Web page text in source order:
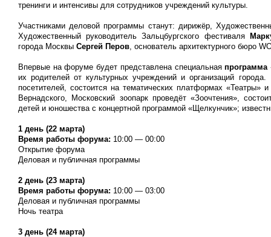
тренинги и интенсивы для сотрудников учреждений культуры.
Участниками деловой программы станут: дирижёр,
Художественный руководитель Зальцбургского фестиваля
города Москвы Сергей Перов, основатель архитектурного бюро
Впервые на форуме будет представлена специальнаяпрограмма
их родителей от культурных учреждений и организаций
посетителей, состоится на тематических платформах
Вернадского, Московский зоопарк проведёт «Зоочтения»,
детей и юношества с концертной программой «Щелкунчик»;
1 день (22 марта)
Время работы форума: 10:00 — 00:00
Открытие форума
Деловая и публичная программы
2 день (23 марта)
Время работы форума: 10:00 — 03:00
Деловая и публичная программы
Ночь театра
3 день (24 марта)